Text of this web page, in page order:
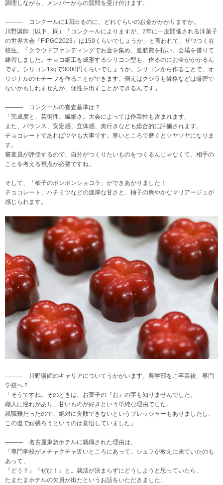
調理しながら、メンバーからの質問を受け付けます。
――― コンクールに1回出るのに、どれぐらいのお金がかかりますか。
川野講師（以下、同）「コンクールによりますが、2年に一度開催される洋菓子
の世界大会『FIPGC2023』は150くらいでしょうか」と言われて、ザワつく在
校生。「クラウドファンディングでお金を集め、渡航費を払い、会場を借りて
練習しました。チョコ細工を成形するシリコン型も、作るのにお金がかかるん
です。シリコン1kgで3000円くらいでしょうか。シリコンから作ることで、オ
リジナルのモチーフを作ることができます。例えばクジラも骨格などは厳密で
ないかもしれませんが、個性を出すことができるんです」
――― コンクールの審査基準は？
「完成度と、芸術性、繊細さ。大会によっては作業性も含まれます。
また、バランス、安定感、立体感、奥行きなども総合的に評価されます。
チョコレートであればツヤも大事です。寒いところで磨くとツヤツヤになりま
す。
審査員が評価するので、自分がつくりたいものをつくるんじゃなくて、相手の
ことを考える視点が必要ですね」
そして、「柚子のボンボンショコラ」ができあがりました！
チョコレート、ハチミツなどの濃厚な甘さと、柚子の爽やかなマリアージュが
感じられます。
――― 川野講師のキャリアについてうかがいます。農学部をご卒業後、専門
学校へ？
「そうですね。そのときは、お菓子の『お』の字も知りませんでした。
職人に憧れがあり、甘いものが好きという単純な理由でした。
就職難だったので、絶対に失敗できないというプレッシャーもありましたし、
この道で頑張ろうというのは覚悟していました」
――― 名古屋東急ホテルに就職された理由は。
「専門学校がメチャクチャ近いところにあって。シェフが教えに来ていたのも
あって、
『どう？』『ぜひ！』と。就活が決まらずにどうしようと思っていたら、
たまたまホテルの欠員が出たというお話をいただきました。